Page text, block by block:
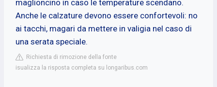
maglioncino in caso le temperature scendano.
Anche le calzature devono essere confortevoli: no
ai tacchi, magari da mettere in valigia nel caso di
una serata speciale.
Richiesta di rimozione della fonte
isualizza la risposta completa su longaribus.com